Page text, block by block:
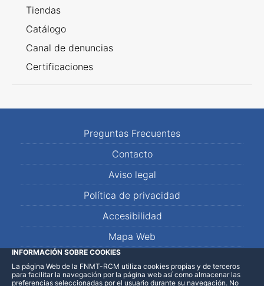
Tiendas
Catálogo
Canal de denuncias
Certificaciones
Preguntas Frecuentes
Contacto
Aviso legal
Política de privacidad
Accesibilidad
Mapa Web
LinkedInFacebookWhatsApp
INFORMACIÓN SOBRE COOKIES
La página Web de la FNMT-RCM utiliza cookies propias y de terceros
para facilitar la navegación por la página web así como almacenar las
preferencias seleccionadas por el usuario durante su navegación. No